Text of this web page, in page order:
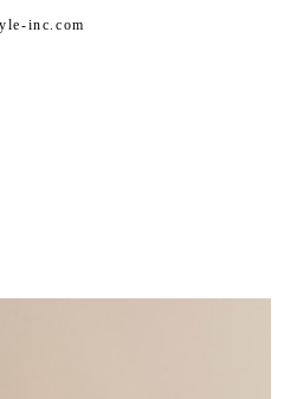
inc.com